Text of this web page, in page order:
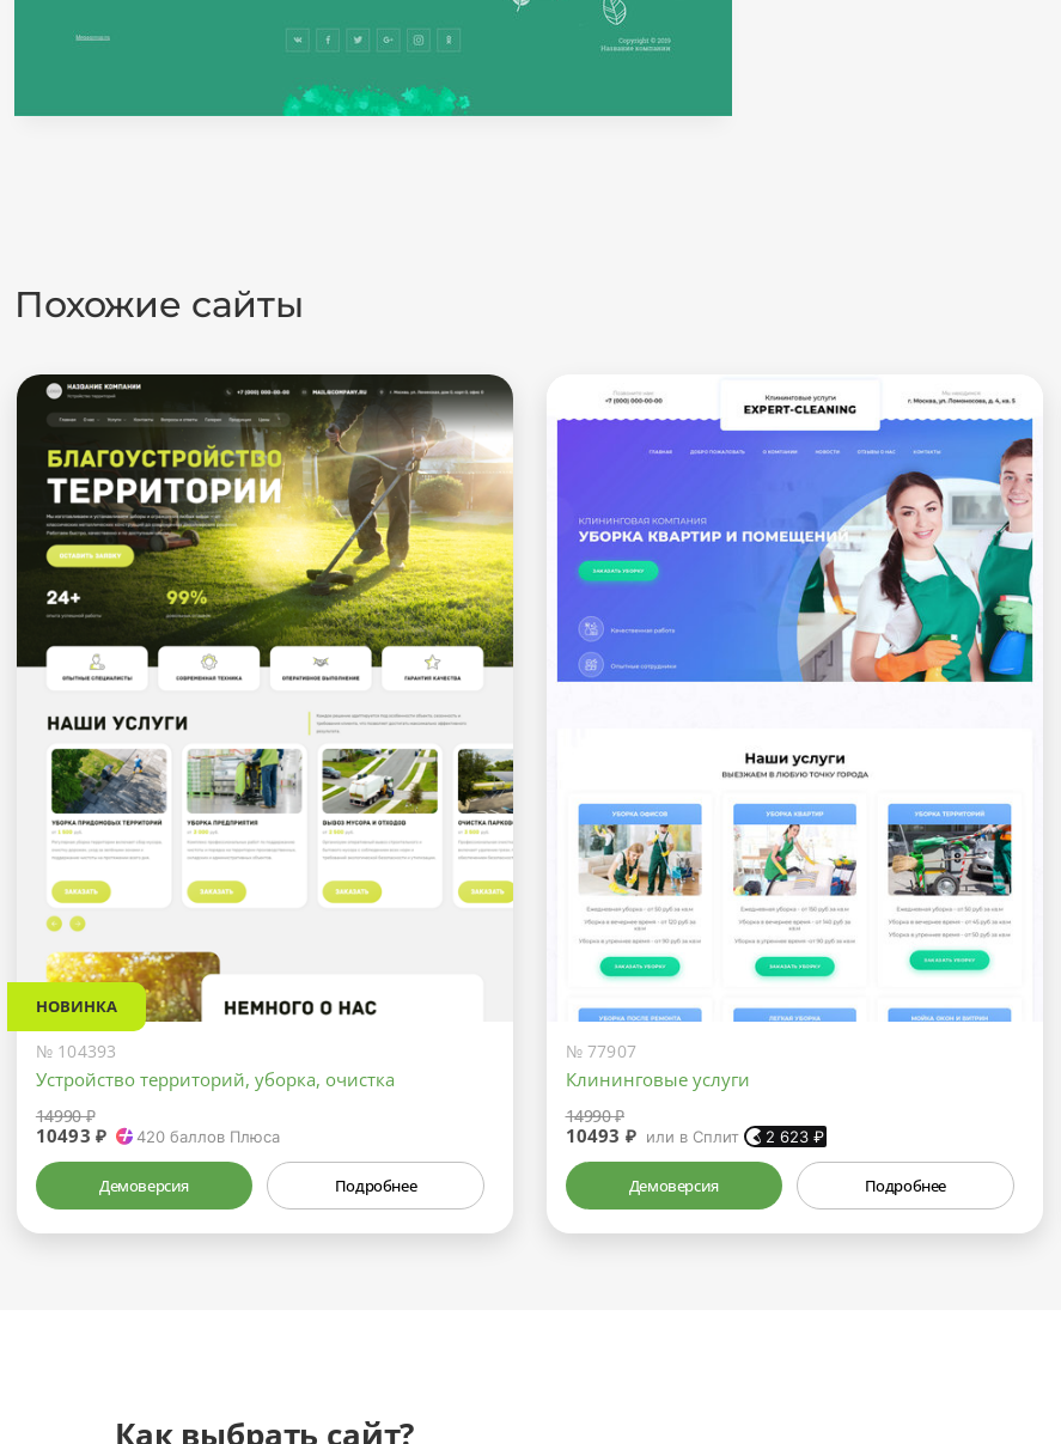
Похожие сайты
НОВИНКА
№ 104393
Устройство территорий, уборка, очистка
14990 ₽
10493 ₽ 420 баллов Плюса
Демоверсия Подробнее
№ 77907
Клининговые услуги
14990 ₽
10493 ₽ или в Сплит 2 623₽
Демоверсия Подробнее
Как выбрать сайт?